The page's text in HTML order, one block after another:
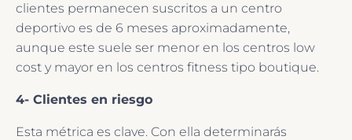
clientes permanecen suscritos a un centro
deportivo es de 6 meses aproximadamente,
aunque este suele ser menor en los centros low
cost y mayor en los centros fitness tipo boutique.
4- Clientes en riesgo
Esta métrica es clave. Con ella determinarás